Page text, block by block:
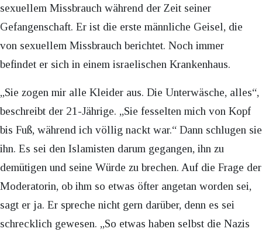
sexuellem Missbrauch während der Zeit seiner
Gefangenschaft. Er ist die erste männliche Geisel, die
von sexuellem Missbrauch berichtet. Noch immer
befindet er sich in einem israelischen Krankenhaus.
„Sie zogen mir alle Kleider aus. Die Unterwäsche, alles“,
beschreibt der 21-Jährige. „Sie fesselten mich von Kopf
bis Fuß, während ich völlig nackt war.“ Dann schlugen sie
ihn. Es sei den Islamisten darum gegangen, ihn zu
demütigen und seine Würde zu brechen. Auf die Frage der
Moderatorin, ob ihm so etwas öfter angetan worden sei,
sagt er ja. Er spreche nicht gern darüber, denn es sei
schrecklich gewesen. „So etwas haben selbst die Nazis